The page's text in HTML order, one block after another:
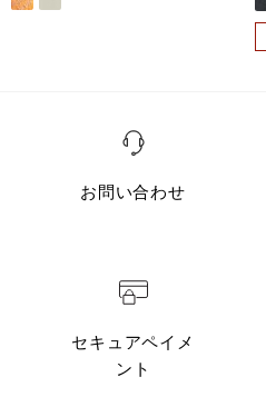
お問い合わせ
セキュアペイメ
ント